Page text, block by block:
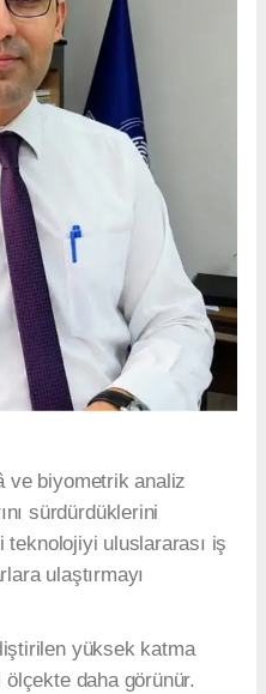
ve biyometrik analiz
sürdürdüklerini
uluslararası iş
ulaştırmayı
yüksek katma
daha görünür.